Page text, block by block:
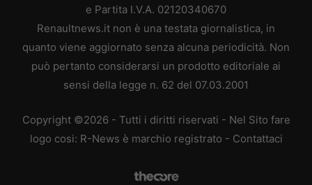
e Partita I.V.A. 02120340670
Renaultnews.it non è una testata giornalistica, in
quanto viene aggiornato senza alcuna periodicità. Non
può pertanto considerarsi un prodotto editoriale ai
sensi della legge n. 62 del 07.03.2001
Copyright ©2026 - Tutti i diritti riservati - Nel Sito fare
logo cosi: R-News è marchio registrato - Contattaci